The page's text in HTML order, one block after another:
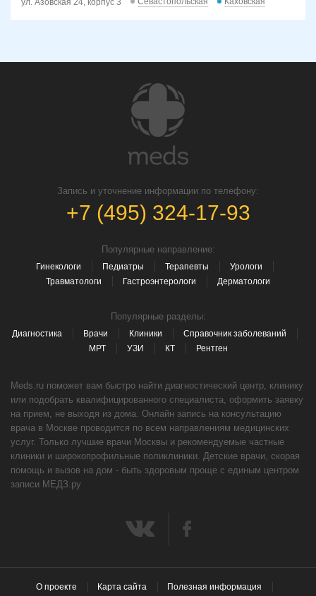
ул. Азовская 24, корпус 3
Запись и уточнение информации по телефону:
+7 (495) 324-17-93
Популярные направление:
Гинекологи Педиатры Терапевты
Урологи
Травматологи
Гастроэнтерологи Дерматологи
Популярные разделы:
Диагностика Врачи Клиники
Справочник заболеваний
МРТ
УЗИ КТ Рентген
Meds.ru поможет вам быстро найти диагностический центр, клинику
или подобрать квалифицированного специалиста, оформить заявку
на прием, не выходя из дома. Онлайн запись на консультацию
врача в Москве проводится по всем направлениям медицинских
услуг. Только лучшие врачи Москвы и рекомендуемые частные
клиники и широкопрофильные поликлиники. Детские врачи, скорая
помощь и вызов на дом - быть здоровым проще с единым центром
записи МЕДЗ.ру
О проекте Карта сайта Полезная информация